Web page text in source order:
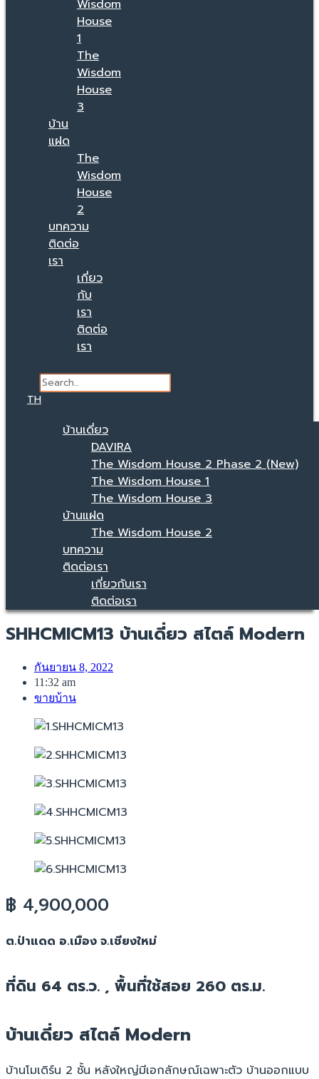
Wisdom
House
1
The
Wisdom
House
3
บ้าน
แฝด
The
Wisdom
House
2
บทความ
ติดต่อ
เรา
เกี่ยว
กับ
เรา
ติดต่อ
เรา
TH
บ้านเดี่ยว
DAVIRA
The Wisdom House 2 Phase 2 (New)
The Wisdom House 1
The Wisdom House 3
บ้านแฝด
The Wisdom House 2
บทความ
ติดต่อเรา
เกี่ยวกับเรา
ติดต่อเรา
SHHCMICM13 บ้านเดี่ยว สไตล์ Modern
กันยายน 8, 2022
11:32 am
ขายบ้าน
฿ 4,900,000
ต.ป่าแดด อ.เมือง จ.เชียงใหม่
ที่ดิน 64 ตร.ว. , พื้นที่ใช้สอย 260 ตร.ม.
บ้านเดี่ยว สไตล์ Modern
บ้านโมเดิร์น 2 ชั้น หลังใหญ่มีเอกลักษณ์เฉพาะตัว บ้านออกแบบ